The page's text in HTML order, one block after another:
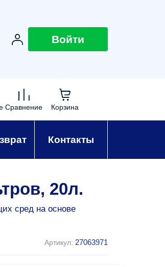
Войти
Сравнение
0
Корзина
Контакты
20л.
сред на основе
Артикул: 27063971